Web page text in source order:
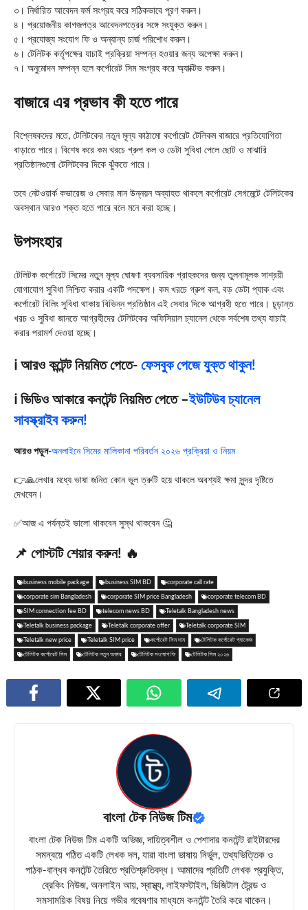
৩। নির্ধারিত আবেদন ফর্ম সংগ্রহ করে সঠিকভাবে পূরণ করুন।
৪। প্রয়োজনীয় কাগজপত্র আবেদনপত্রের সঙ্গে সংযুক্ত করুন।
৫। প্রযোজ্য সংযোগ ফি ও অন্যান্য চার্জ পরিশোধ করুন।
৬। টেলিটক কর্তৃপক্ষের যাচাই প্রক্রিয়া সম্পন্ন হওয়ার জন্য অপেক্ষা করুন।
৭। অনুমোদন সম্পন্ন হলে কর্পোরেট সিম সংগ্রহ করে অ্যাক্টিভ করুন।
বাজারে এর প্রভাব কী হতে পারে
বিশ্লেষকদের মতে, টেলিটকের নতুন মূল্য কাঠামো কর্পোরেট টেলিকম বাজারে প্রতিযোগিতা
বাড়াতে পারে। বিশেষ করে কম খরচে গ্রুপ কল ও ডেটা সুবিধা পেলে ছোট ও মাঝারি
প্রতিষ্ঠানগুলো টেলিটকের দিকে ঝুঁকতে পারে।
তবে নেটওয়ার্ক কভারেজ ও সেবার মান উন্নয়ন অব্যাহত থাকলে কর্পোরেট সেগমেন্টে টেলিটকের
অবস্থান আরও শক্ত হতে পারে বলে মনে করা হচ্ছে।
উপসংহার
টেলিটক কর্পোরেট সিমের নতুন মূল্য ঘোষণা ব্যবসায়িক গ্রাহকদের জন্য তুলনামূলক সাশ্রয়ী
যোগাযোগ সুবিধা নিশ্চিত করার একটি পদক্ষেপ। কম খরচে গ্রুপ কল, বড় ডেটা প্যাক এবং
কর্পোরেট বিলিং সুবিধা থাকায় বিভিন্ন প্রতিষ্ঠান এই সেবার দিকে আগ্রহী হতে পারে। চূড়ান্ত
খরচ ও সুবিধা জানতে আগ্রহীদের টেলিটকের অফিসিয়াল চ্যানেল থেকে সর্বশেষ তথ্য যাচাই
করার পরামর্শ দেওয়া হচ্ছে।
ℹ️ আরও কন্টেন্ট নিয়মিত পেতে- ফেসবুক পেজে যুক্ত থাকুন!
ℹ️ ভিডিও আকারে কনটেন্ট নিয়মিত পেতে –ইউটিউব চ্যানেল
সাবস্ক্রাইব করুন!
আরও পড়ুন-অনলাইনে সিমের মালিকানা পরিবর্তন ২০২৬ প্রক্রিয়া ও নিয়ম
👉🙏লেখার মধ্যে ভাষা জনিত কোন ভুল ত্রুটি হয়ে থাকলে অবশ্যই ক্ষমা সুন্দর দৃষ্টিতে
দেখবেন।
✅আজ এ পর্যন্তই ভালো থাকবেন সুস্থ থাকবেন 🤔
📌 পোস্টটি শেয়ার করুন! 🔥
business mobile package business SIM BD corporate call rate
corporate sim Bangladesh corporate SIM price Bangladesh corporate telecom BD
SIM connection fee BD telecom news BD Teletalk Bangladesh news
Teletalk business package Teletalk corporate offer Teletalk corporate SIM
Teletalk new price Teletalk SIM price কর্পোরেট সিম দাম টেলিটক কর্পোরেট প্যাকেজ
টেলিটক কর্পোরেট সিম টেলিটক নতুন অফার টেলিটক সংযোগ ফি টেলিটক সিম ২০২৬
বাংলা টেক নিউজ টিম
বাংলা টেক নিউজ টিম একটি অভিজ্ঞ, দায়িত্বশীল ও পেশাদার কনটেন্ট রাইটারদের
সমন্বয়ে গঠিত একটি লেখক দল, যারা বাংলা ভাষায় নির্ভুল, তথ্যভিত্তিক ও
পাঠক-বান্ধব কনটেন্ট তৈরিতে প্রতিশ্রুতিবদ্ধ। আমাদের প্রতিটি লেখক প্রযুক্তি,
ব্রেকিং নিউজ, অনলাইন আয়, স্বাস্থ্য, লাইফস্টাইল, ডিজিটাল ট্রেন্ড ও
সমসাময়িক বিষয় নিয়ে গভীর গবেষণার মাধ্যমে কনটেন্ট তৈরি করে থাকেন।